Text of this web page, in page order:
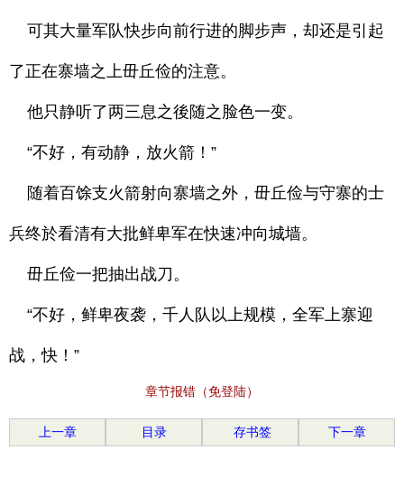
可其大量军队快步向前行进的脚步声，却还是引起
了正在寨墙之上毌丘俭的注意。
他只静听了两三息之後随之脸色一变。
“不好，有动静，放火箭！”
随着百馀支火箭射向寨墙之外，毌丘俭与守寨的士
兵终於看清有大批鲜卑军在快速冲向城墙。
毌丘俭一把抽出战刀。
“不好，鲜卑夜袭，千人队以上规模，全军上寨迎
战，快！”
章节报错（免登陆）
上一章 目录 存书签 下一章